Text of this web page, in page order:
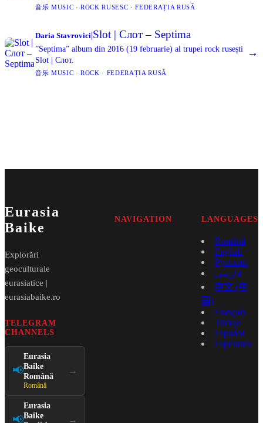
音乐 MUSIC · ROCK RUSESC · FEDERAȚIA RUSĂ
Daria Stavrovici|Slot | Слот – Septima
”Septima” album din 2016 (19 februarie) al trupei rock rusești
Slot | Слот.
音乐 MUSIC · ROCK · FEDERAȚIA RUSĂ
→
Eurasia
Baike
Explorări
geoculturale
eurasiatice |
eurasiabaike.ro
TELEGRAM
CHANNELS
📢
Eurasia
Baike
Română
Română
→
📢
Eurasia
Baike
→
NAVIGATION LANGUAGES
Română
English
Русский
فارسی
中文 (中
国)
Français
Türkçe
Español
Esperanto